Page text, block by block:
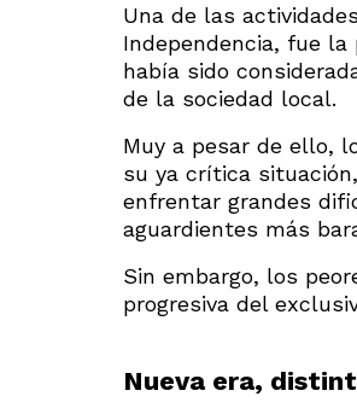
Una de las
Independencia, fue
había sido
de la sociedad local.
Muy a pesar de ello,
su ya crítica
enfrentar grandes
aguardientes más
Sin embargo, los
progresiva del
Nueva era,